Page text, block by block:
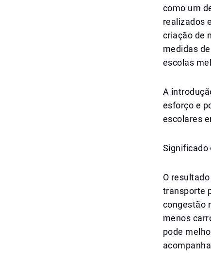
como um
realizados
criação de
medidas
escolas
A
esforço e
escolares
Significado
O
transporte
congestão
menos
pode